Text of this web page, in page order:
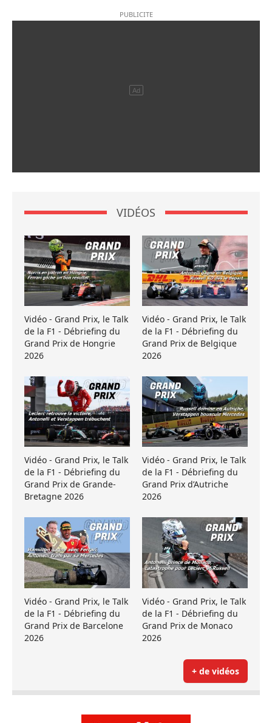
VIDÉOS
Vidéo - Grand Prix, le Talk
de la F1 - Débriefing du
Grand Prix de Hongrie
2026
Vidéo - Grand Prix, le Talk
de la F1 - Débriefing du
Grand Prix de Belgique
2026
Vidéo - Grand Prix, le Talk
de la F1 - Débriefing du
Grand Prix de Grande-
Bretagne 2026
Vidéo - Grand Prix, le Talk
de la F1 - Débriefing du
Grand Prix d’Autriche
2026
Vidéo - Grand Prix, le Talk
de la F1 - Débriefing du
Grand Prix de Barcelone
2026
Vidéo - Grand Prix, le Talk
de la F1 - Débriefing du
Grand Prix de Monaco
2026
+ de vidéos